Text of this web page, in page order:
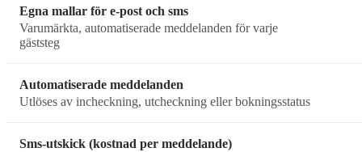
Egna mallar för e-post och sms
Varumärkta, automatiserade meddelanden för varje
gäststeg
Automatiserade meddelanden
Utlöses av incheckning, utcheckning eller bokningsstatus
Sms-utskick (kostnad per meddelande)